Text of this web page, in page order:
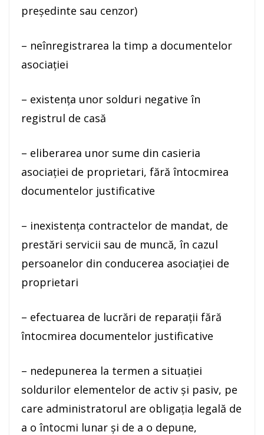
președinte sau cenzor)
– neînregistrarea la timp a documentelor
asociației
– existența unor solduri negative în
registrul de casă
– eliberarea unor sume din casieria
asociației de proprietari, fără întocmirea
documentelor justificative
– inexistența contractelor de mandat, de
prestări servicii sau de muncă, în cazul
persoanelor din conducerea asociației de
proprietari
– efectuarea de lucrări de reparații fără
întocmirea documentelor justificative
– nedepunerea la termen a situației
soldurilor elementelor de activ și pasiv, pe
care administratorul are obligația legală de
a o întocmi lunar și de a o depune,